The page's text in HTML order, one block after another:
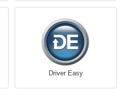
Driver Easy